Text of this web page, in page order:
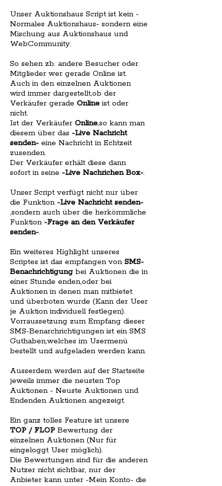
Unser Auktionshaus Script ist kein -
Normales Auktionshaus- sondern eine
Mischung aus Auktionshaus und
WebCommunity.
So sehen zb. andere Besucher oder
Mitglieder wer gerade Online ist.
Auch in den einzelnen Auktionen
wird immer dargestellt,ob der
Verkäufer gerade Online ist oder
nicht.
Ist der Verkäufer Online,so kann man
diesem über das -Live Nachricht
senden- eine Nachricht in Echtzeit
zusenden.
Der Verkäufer erhält diese dann
sofort in seine -Live Nachrichen Box-.
Unser Script verfügt nicht nur über
die Funktion -Live Nachricht senden-
,sondern auch über die herkömmliche
Funktion -Frage an den Verkäufer
senden-.
Ein weiteres Highlight unseres
Scriptes ist das empfangen von SMS-
Benachrichtigung bei Auktionen die in
einer Stunde enden,oder bei
Auktionen in denen man mitbietet
und überboten wurde (Kann der User
je Auktion individuell festlegen).
Vorraussetzung zum Empfang dieser
SMS-Benarchrichtigungen ist ein SMS
Guthaben,welches im Usermenü
bestellt und aufgeladen werden kann.
Ausserdem werden auf der Startseite
jeweils immer die neusten Top
Auktionen - Neuste Auktionen und
Endenden Auktionen angezeigt.
Ein ganz tolles Feature ist unsere
TOP / FLOP Bewertung der
einzelnen Auktionen (Nur für
eingeloggt User möglich).
Die Bewertungen sind für die anderen
Nutzer nicht sichtbar, nur der
Anbieter kann unter -Mein Konto- die